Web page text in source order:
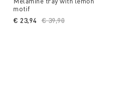
motif
Price reduced from
€ 39,90
€ 23,94